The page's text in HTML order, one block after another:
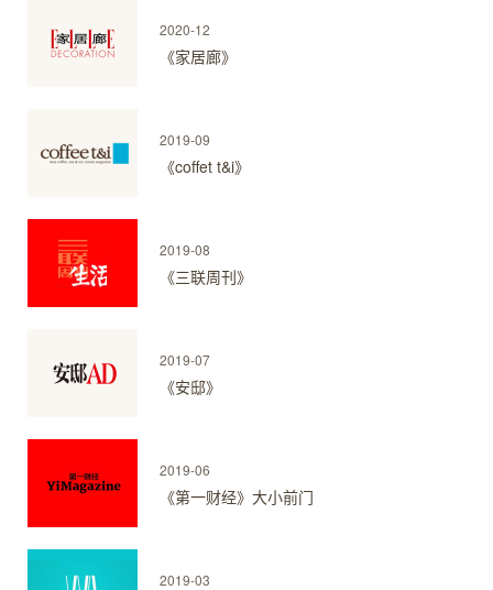
2020-12
《家居廊》
2019-09
《coffet t&i》
2019-08
《三联周刊》
2019-07
《安邸》
2019-06
《第一财经》大小前门
2019-03